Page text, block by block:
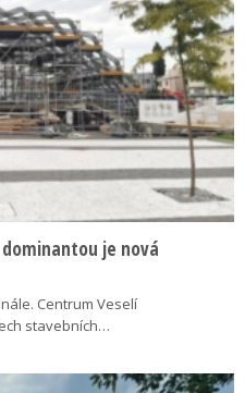
je nová
Centrum Veselí
stavebních…